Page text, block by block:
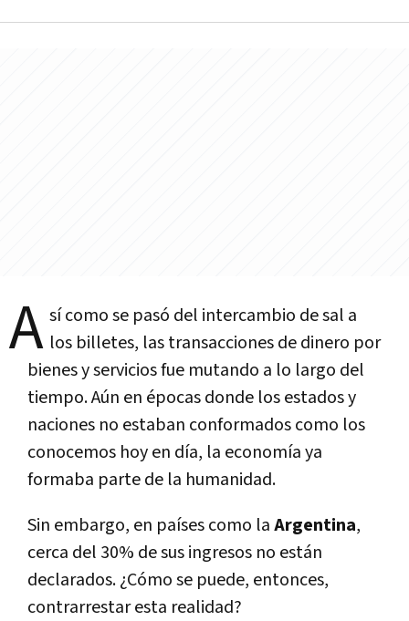
A sí­ como se pasó del intercambio de sal a
los billetes, las transacciones de dinero por
bienes y servicios fue mutando a lo largo del
tiempo. Aún en épocas donde los estados y
naciones no estaban conformados como los
conocemos hoy en dí­a, la economí­a ya
formaba parte de la humanidad.
Sin embargo, en paí­ses como laArgentina,
cerca del 30% de sus ingresos no están
declarados. ¿Cómo se puede, entonces,
contrarrestar esta realidad?